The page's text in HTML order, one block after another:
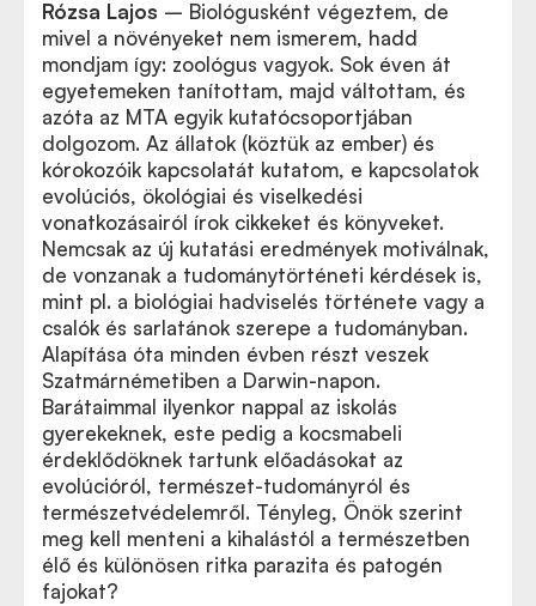
Rózsa Lajos – Biológusként végeztem, de
mivel a növényeket nem ismerem, hadd
mondjam így: zoológus vagyok. Sok éven át
egyetemeken tanítottam, majd váltottam, és
azóta az MTA egyik kutatócsoportjában
dolgozom. Az állatok (köztük az ember) és
kórokozóik kapcsolatát kutatom, e kapcsolatok
evolúciós, ökológiai és viselkedési
vonatkozásairól írok cikkeket és könyveket.
Nemcsak az új kutatási eredmények motiválnak,
de vonzanak a tudománytörténeti kérdések is,
mint pl. a biológiai hadviselés története vagy a
csalók és sarlatánok szerepe a tudományban.
Alapítása óta minden évben részt veszek
Szatmárnémetiben a Darwin-napon.
Barátaimmal ilyenkor nappal az iskolás
gyerekeknek, este pedig a kocsmabeli
érdeklődöknek tartunk előadásokat az
evolúcióról, természet-tudományról és
természetvédelemről. Tényleg, Önök szerint
meg kell menteni a kihalástól a természetben
élő és különösen ritka parazita és patogén
fajokat?